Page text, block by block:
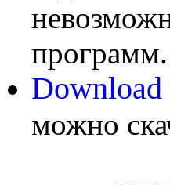
программ.
можно